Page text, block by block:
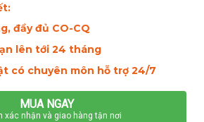
đầy đủ CO-CQ
lên tới 24 tháng
có chuyên môn hỗ trợ 24/7
MUA NGAY
xác nhận và giao hàng tận nơi